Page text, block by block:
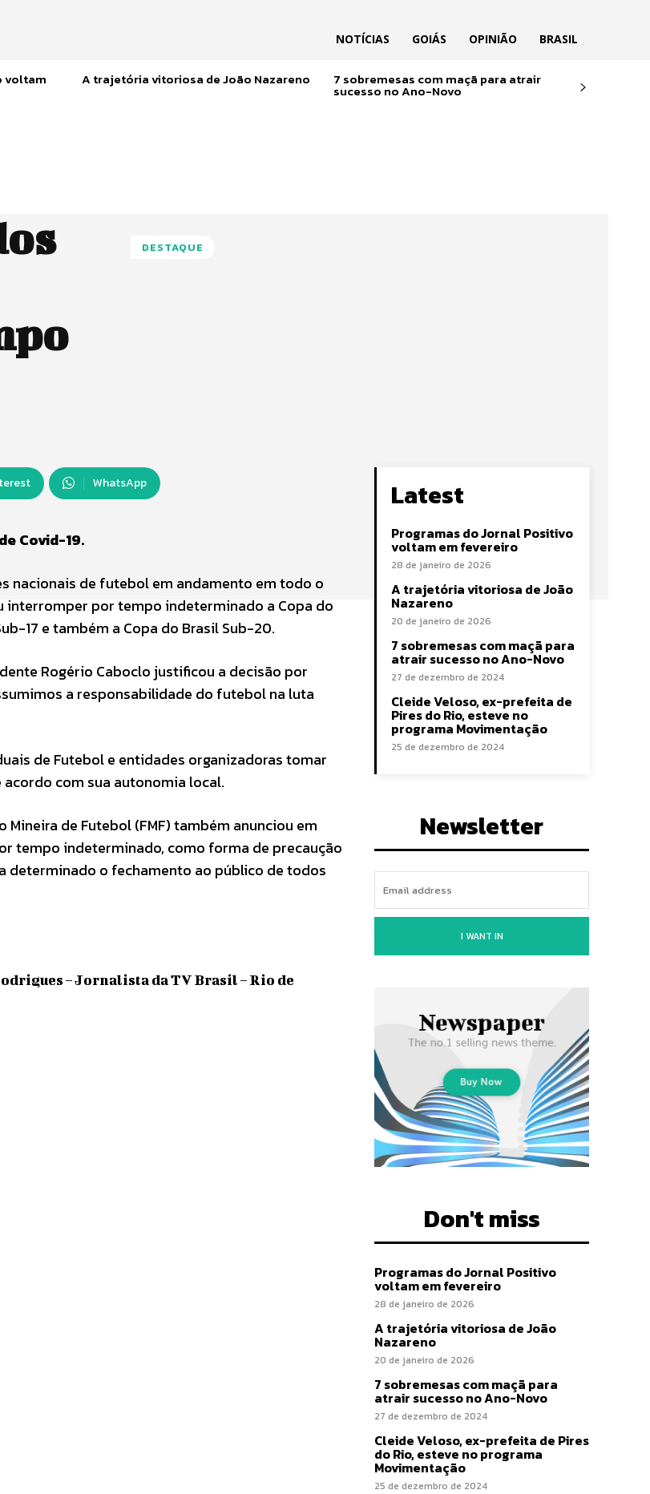
NOTÍCIAS GOIÁS OPINIÃO BRASIL
voltam A trajetória vitoriosa de João Nazareno 7 sobremesas com maçã para atrair
sucesso no Ano-Novo
DESTAQUE
WhatsApp
Covid-19.
nacionais de futebol em andamento em todo o
interromper por tempo indeterminado a Copa do
17 e também a Copa do Brasil Sub-20.
Rogério Caboclo justificou a decisão por
a responsabilidade do futebol na luta
de Futebol e entidades organizadoras tomar
com sua autonomia local.
de Futebol (FMF) também anunciou em
tempo indeterminado, como forma de precaução
determinado o fechamento ao público de todos
– Jornalista da TV Brasil – Rio de
Latest
Programas do Jornal Positivo
voltam em fevereiro
28 de janeiro de 2026
A trajetória vitoriosa de João
Nazareno
20 de janeiro de 2026
7 sobremesas com maçã para
atrair sucesso no Ano-Novo
27 de dezembro de 2024
Cleide Veloso, ex-prefeita de
Pires do Rio, esteve no
programa Movimentação
25 de dezembro de 2024
Newsletter
I WANT IN
Don't miss
Programas do Jornal Positivo
voltam em fevereiro
28 de janeiro de 2026
A trajetória vitoriosa de João
Nazareno
20 de janeiro de 2026
7 sobremesas com maçã para
atrair sucesso no Ano-Novo
27 de dezembro de 2024
Cleide Veloso, ex-prefeita de Pires
do Rio, esteve no programa
Movimentação
25 de dezembro de 2024